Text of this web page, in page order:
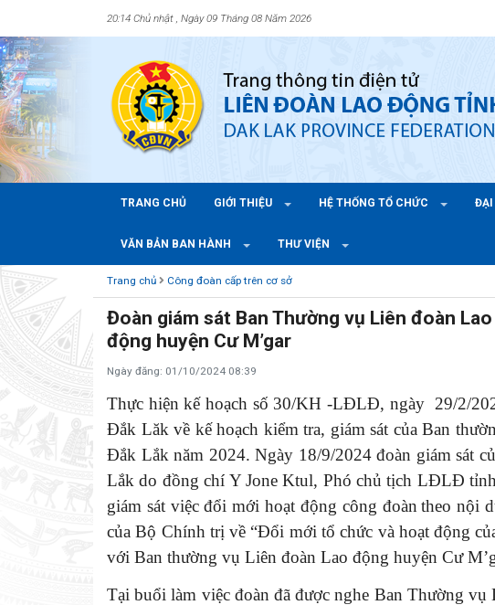
20:14 Chủ nhật , Ngày 09 Tháng 08 Năm 2026
TRANG CHỦ GIỚI THIỆU HỆ THỐNG TỔ CHỨC ĐẠI
VĂN BẢN BAN HÀNH THƯ VIỆN
Trang chủ Công đoàn cấp trên cơ sở
Đoàn giám sát Ban Thường vụ Liên đoàn
động huyện Cư M’gar
Ngày đăng: 01/10/2024 08:39
Thực hiện kế hoạch số 30/KH -LĐLĐ, ngày 29/2/
Đắk Lăk về kế hoạch kiểm tra, giám sát của Ban
Đắk Lắk năm 2024. Ngày 18/9/2024 đoàn giám sát
Lắk do đồng chí Y Jone Ktul, Phó chủ tịch LĐLĐ
giám sát việc đổi mới hoạt động công đoàn theo nội
của Bộ Chính trị về “Đổi mới tổ chức và hoạt động
với Ban thường vụ Liên đoàn Lao động huyện Cư
Tại buổi làm việc đoàn đã được nghe Ban Thường